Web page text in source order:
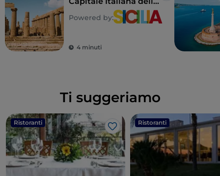
Cultura 2025
Powered by:
4 minuti
Ti suggeriamo
Ristoranti
Like
Ristoranti